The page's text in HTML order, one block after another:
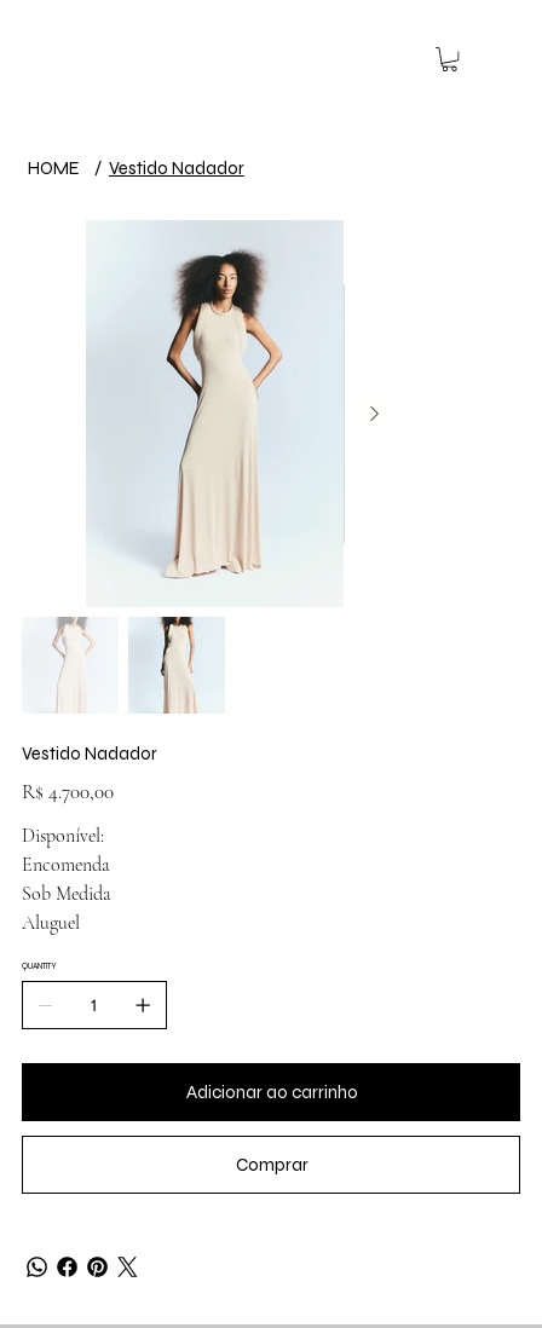
HOME / Vestido Nadador
Vestido Nadador
Preço
R$ 4.700,00
Disponível:
Encomenda
Sob Medida
Aluguel
QUANTITY
Adicionar ao carrinho
Comprar